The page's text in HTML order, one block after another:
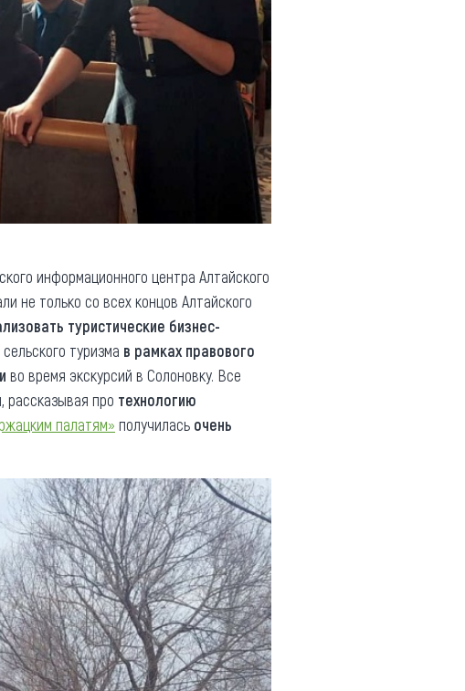
информационного центра Алтайского
не только со всех концов Алтайского
туристические бизнес-
туризма в рамках правового
во время экскурсий в Солоновку. Все
рассказывая про технологию
палатям» получилась очень